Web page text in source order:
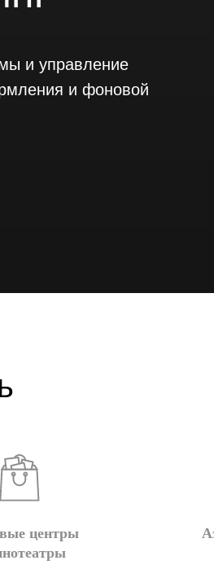
и управление
и фоновой
центры